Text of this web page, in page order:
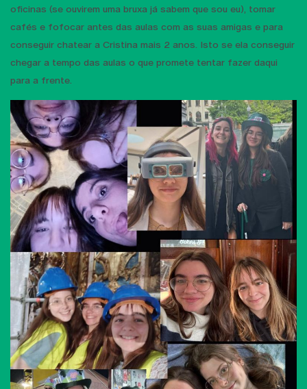
oficinas (se ouvirem uma bruxa já sabem que sou eu), tomar
cafés e fofocar antes das aulas com as suas amigas e para
conseguir chatear a Cristina mais 2 anos. Isto se ela conseguir
chegar a tempo das aulas o que promete tentar fazer daqui
para a frente.